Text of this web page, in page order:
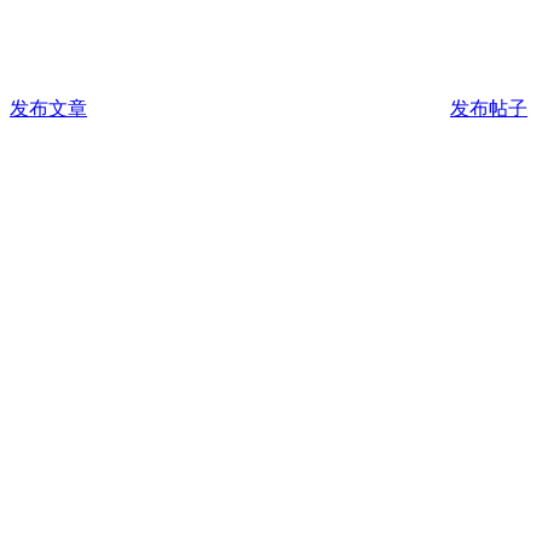
发布文章 发布帖子